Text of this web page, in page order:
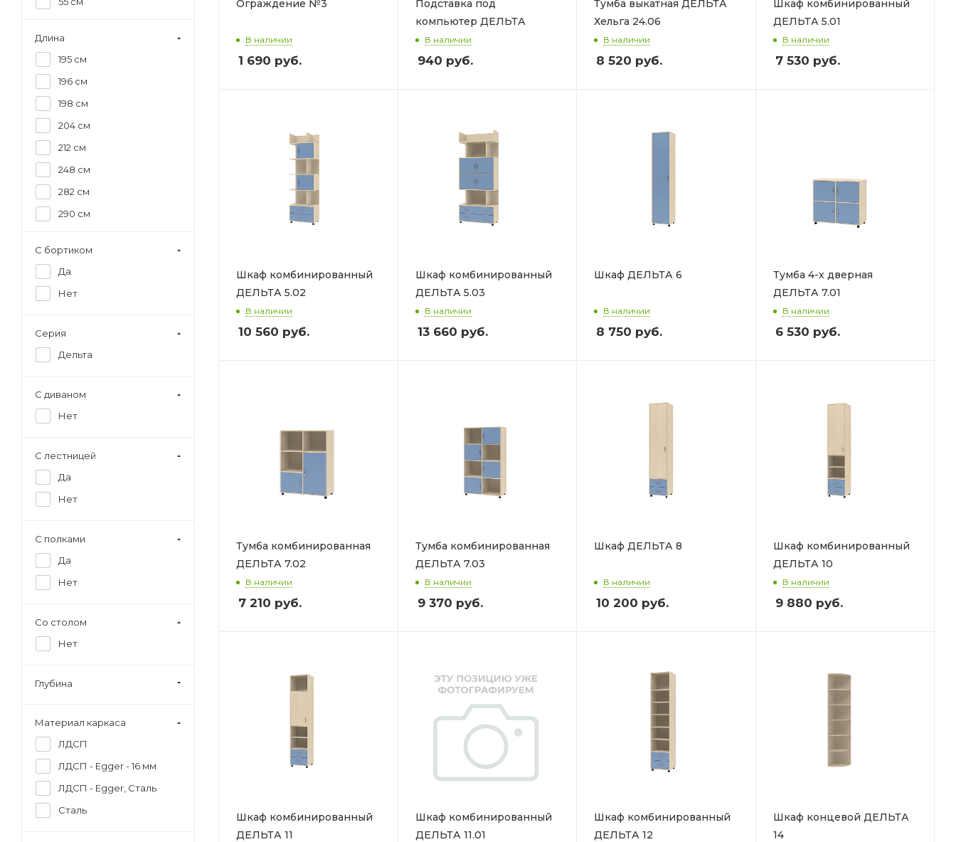
Ограждение №3
В наличии
1 690 руб.
Подставка под
компьютер ДЕЛЬТА
В наличии
940 руб.
Тумба выкатная ДЕЛЬТА
Хельга 24.06
В наличии
8 520 руб.
Шкаф комбинированный
ДЕЛЬТА 5.01
В наличии
7 530 руб.
Шкаф комбинированный
ДЕЛЬТА 5.02
В наличии
10 560 руб.
Шкаф комбинированный
ДЕЛЬТА 5.03
В наличии
13 660 руб.
Шкаф ДЕЛЬТА 6
В наличии
8 750 руб.
Тумба 4-х дверная
ДЕЛЬТА 7.01
В наличии
6 530 руб.
Тумба комбинированная
ДЕЛЬТА 7.02
В наличии
7 210 руб.
Тумба комбинированная
ДЕЛЬТА 7.03
В наличии
9 370 руб.
Шкаф ДЕЛЬТА 8
В наличии
10 200 руб.
Шкаф комбинированный
ДЕЛЬТА 10
В наличии
9 880 руб.
Шкаф комбинированный
ДЕЛЬТА 11
Шкаф комбинированный
ДЕЛЬТА 11.01
Шкаф комбинированный
ДЕЛЬТА 12
Шкаф концевой ДЕЛЬТА
14
120 см
126 см
129 см
130 см
204 см
Длина
195 см
196 см
198 см
204 см
212 см
248 см
282 см
290 см
С бортиком
Да
Нет
Серия
Дельта
С диваном
Нет
С лестницей
Да
Нет
С полками
Да
Нет
Со столом
Нет
Глубина
Материал каркаса
ЛДСП
ЛДСП - Egger - 16 мм
ЛДСП - Egger, Сталь
Сталь